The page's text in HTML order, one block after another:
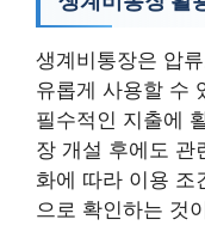
생계비통장은 압
유롭게 사용할 수
필수적인 지출에
장 개설 후에도 관
화에 따라 이용 조
으로 확인하는 것